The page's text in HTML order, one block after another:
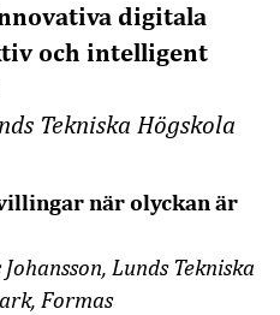
digitala
och intelligent
Tekniska Högskola
när olyckan är
Lunds Tekniska
Formas